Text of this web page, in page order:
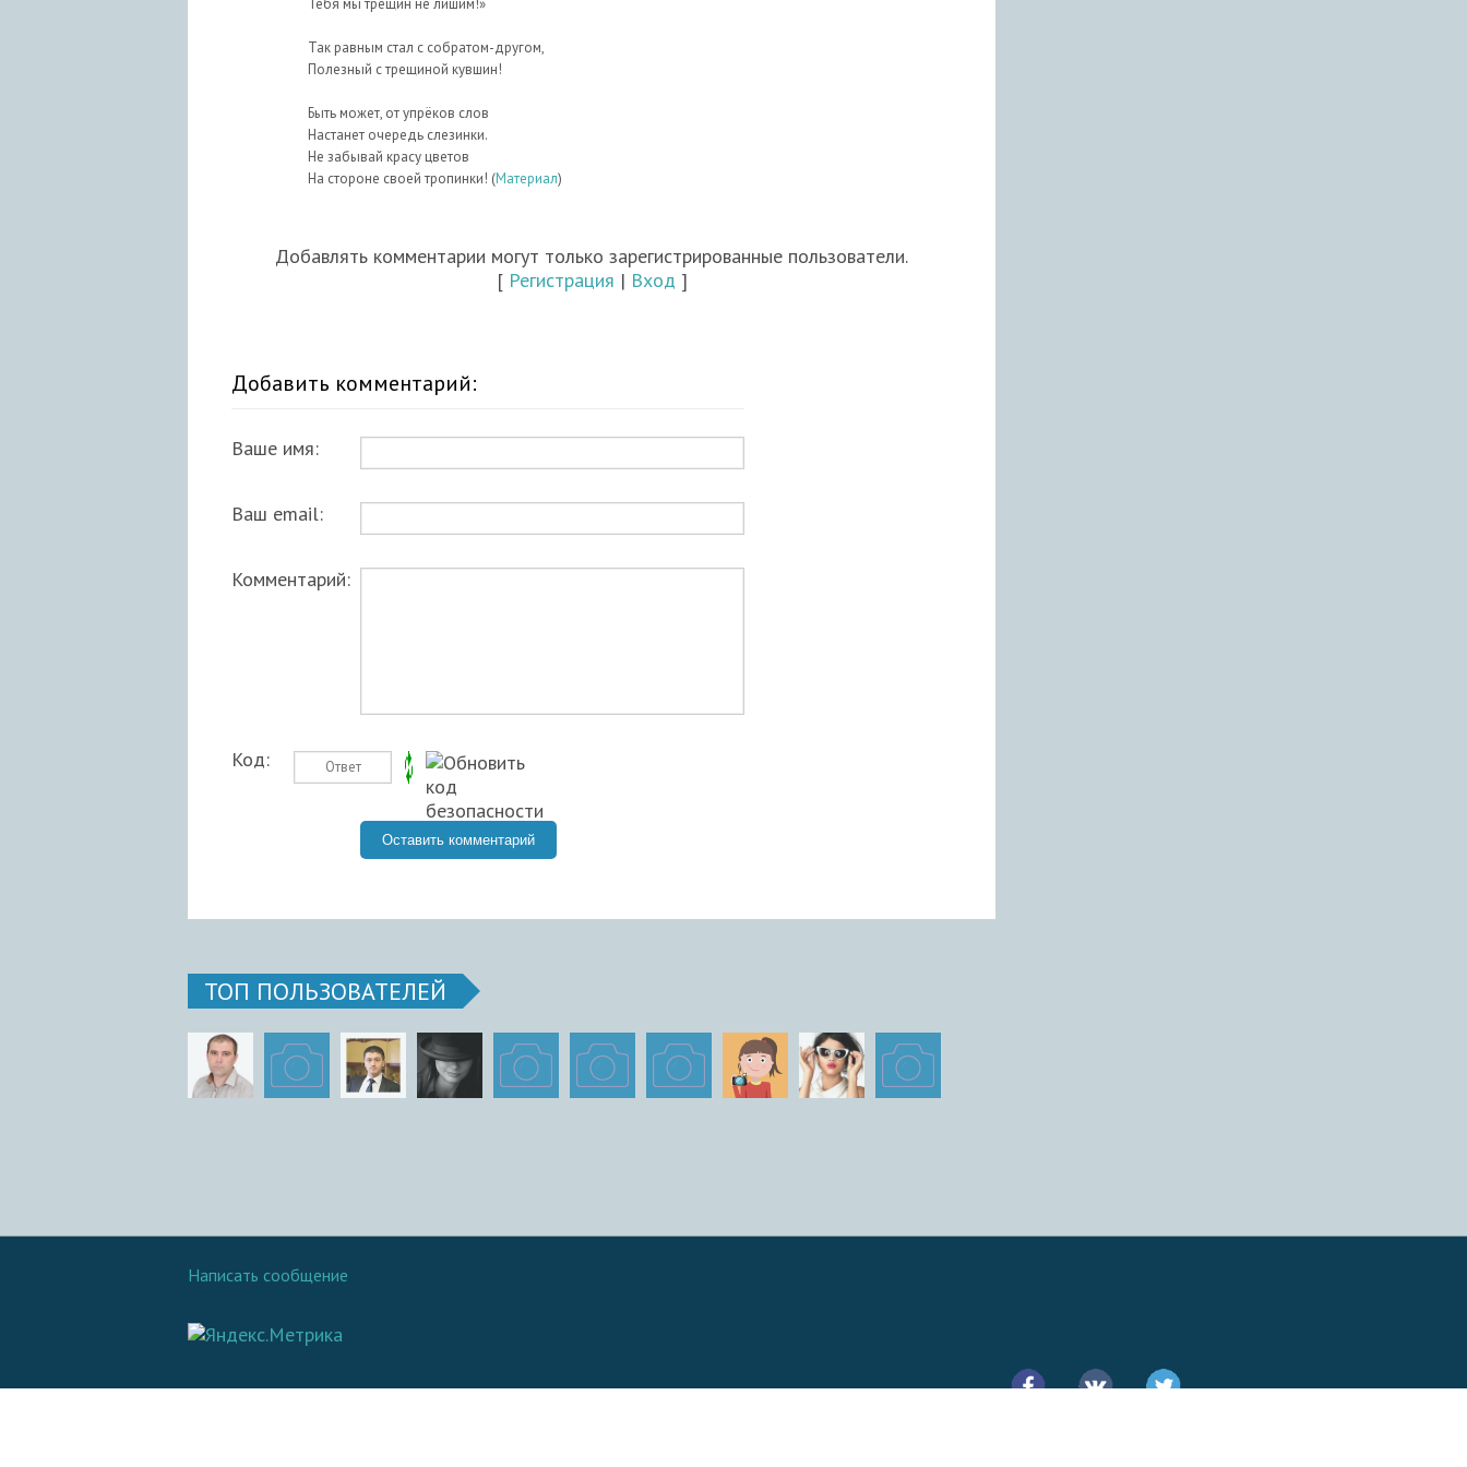
Так равным стал с собратом-другом,
Полезный с трещиной кувшин!
Быть может, от упрёков слов
Настанет очередь слезинки.
Не забывай красу цветов
На стороне своей тропинки! (Материал)
Добавлять комментарии могут только зарегистрированные пользователи.
[ Регистрация | Вход ]
Добавить комментарий:
Ваше имя:
Ваш email:
Комментарий:
Код:
ТОП ПОЛЬЗОВАТЕЛЕЙ
Написать сообщение